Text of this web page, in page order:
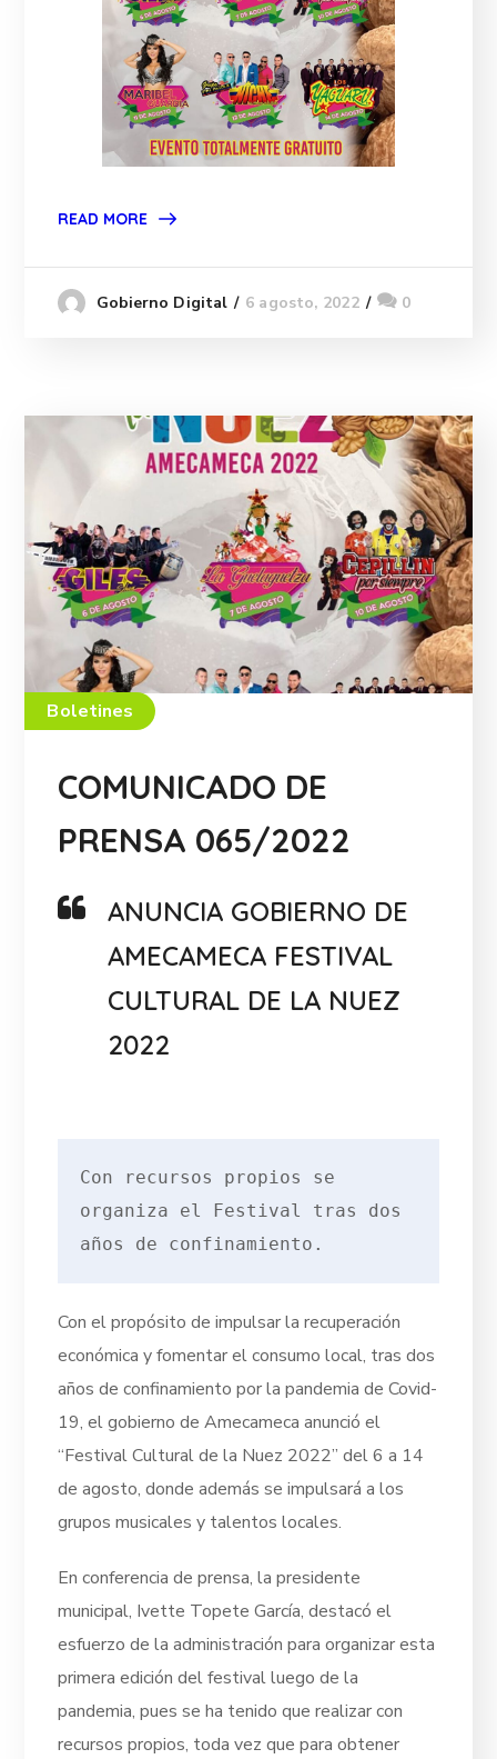
READ MORE
Gobierno Digital 6 agosto, 2022 0
Boletines
COMUNICADO DE
PRENSA 065/2022
ANUNCIA GOBIERNO DE
AMECAMECA FESTIVAL
CULTURAL DE LA NUEZ
2022
Con recursos propios se
organiza el Festival tras dos
años de confinamiento.
Con el propósito de impulsar la recuperación
económica y fomentar el consumo local, tras dos
años de confinamiento por la pandemia de Covid-
19, el gobierno de Amecameca anunció el
“Festival Cultural de la Nuez 2022” del 6 a 14
de agosto, donde además se impulsará a los
grupos musicales y talentos locales.
En conferencia de prensa, la presidente
municipal, Ivette Topete García, destacó el
esfuerzo de la administración para organizar esta
primera edición del festival luego de la
pandemia, pues se ha tenido que realizar con
recursos propios, toda vez que para obtener